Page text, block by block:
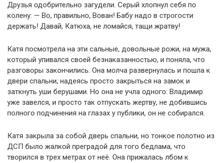
Друзья одобрительно загудели. Серый хлопнул себя по
колену: — Во, правильно, Вован! Бабу надо в строгости
держать! Давай, Катюха, не ломайся, тащи жратву!
Катя посмотрела на эти сальные, довольные рожи, на мужа,
который упивался своей безнаказанностью, и поняла, что
разговоры закончились. Она молча развернулась и пошла к
двери спальни, надеясь просто закрыться на замок и
заткнуть уши берушами. Но она не учла одного: Владимир
уже завелся, и просто так отпускать жертву, не добившись
полного подчинения на глазах у публики, он не собирался.
Катя закрыла за собой дверь спальни, но тонкое полотно из
ДСП было жалкой преградой для того бедлама, что
творился в трех метрах от неё. Она прижалась лбом к